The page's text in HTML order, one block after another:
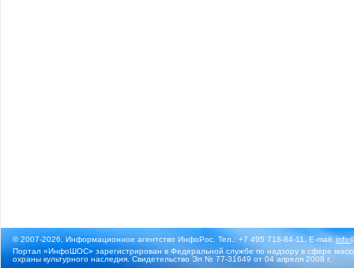
© 2007-2026, Информационное агентство ИнфоРос. Тел.: +7 495 718-84-11, E-mail:
Портал «ИнфоШОС» зарегистрирован в Федеральной службе по надзору в сфере
охраны культурного наследия. Свидетельство Эл № 77-31649 от 04 апреля 2008 г.